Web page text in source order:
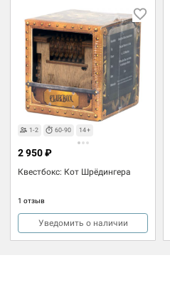
1-2 60-90 14+
Квестбокс: Кот Шрёдингера
1 отзыв
2 950 ₽
Уведомить о наличии